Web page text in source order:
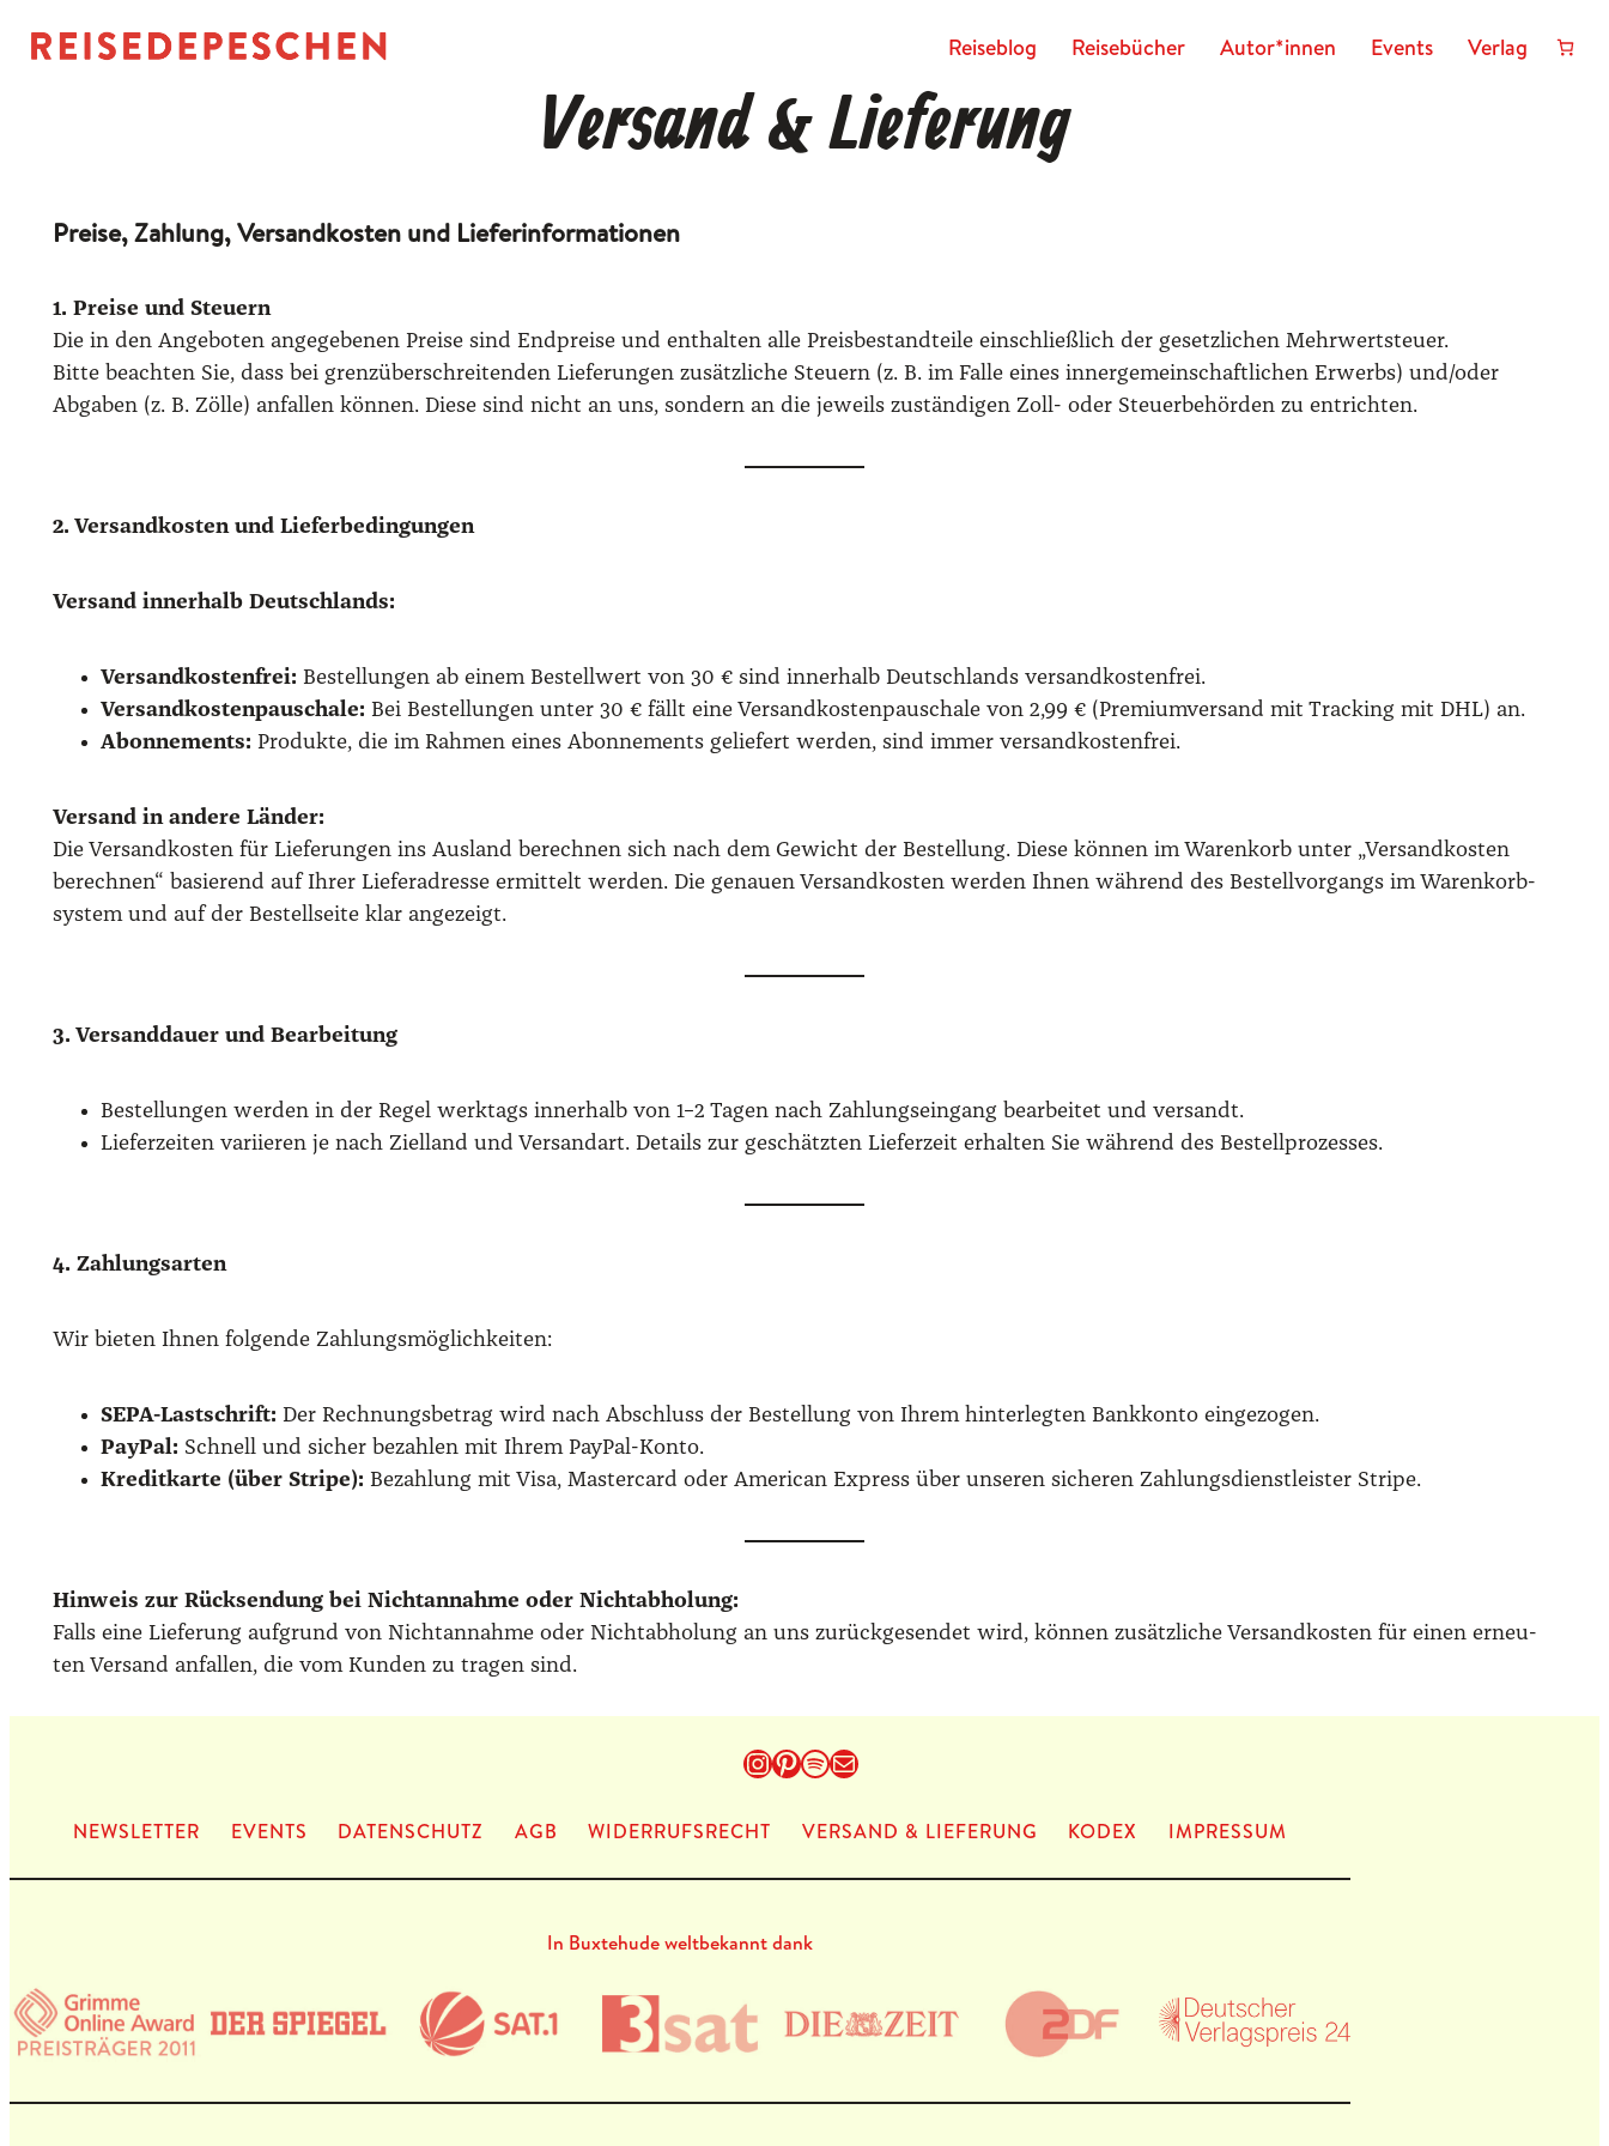
Rei­se­blog Reisebücher Autor*innen Events Verlag
Versand & Lieferung
Preise, Zahlung, Versandkosten und Lieferinformationen
1. Prei­se und Steu­ern
Die in den Ange­bo­ten ange­ge­be­nen Prei­se sind End­prei­se und ent­hal­ten alle Preis­be­stand­tei­le ein­schließ­lich der gesetz­li­chen Mehr­wert­steu­er.
Bit­te beach­ten Sie, dass bei grenz­über­schrei­ten­den Lie­fe­run­gen zusätz­li­che Steu­ern (z. B. im Fal­le eines inner­ge­mein­schaft­li­chen Erwerbs) und/​oder
Abga­ben (z. B. Zöl­le) anfal­len kön­nen. Die­se sind nicht an uns, son­dern an die jeweils zustän­di­gen Zoll- oder Steu­er­be­hör­den zu ent­rich­ten.
2. Ver­sand­kos­ten und Lie­fer­be­din­gun­gen
Ver­sand inner­halb Deutsch­lands:
Ver­sand­kos­ten­frei: Bestel­lun­gen ab einem Bestell­wert von 30 € sind inner­halb Deutsch­lands ver­sand­kos­ten­frei.
Ver­sand­kos­ten­pau­scha­le: Bei Bestel­lun­gen unter 30 € fällt eine Ver­sand­kos­ten­pau­scha­le von 2,99 € (Pre­mi­um­ver­sand mit Track­ing mit DHL) an.
Abon­ne­ments: Pro­duk­te, die im Rah­men eines Abon­ne­ments gelie­fert wer­den, sind immer ver­sand­kos­ten­frei.
Ver­sand in ande­re Län­der:
Die Ver­sand­kos­ten für Lie­fe­run­gen ins Aus­land berech­nen sich nach dem Gewicht der Bestel­lung. Die­se kön­nen im Waren­korb unter „Ver­sand­kos­ten
berech­nen“ basie­rend auf Ihrer Lie­fer­adres­se ermit­telt wer­den. Die genau­en Ver­sand­kos­ten wer­den Ihnen wäh­rend des Bestell­vor­gangs im Waren­korb­
sys­tem und auf der Bestell­sei­te klar ange­zeigt.
3. Ver­sand­dau­er und Bear­bei­tung
Bestel­lun­gen wer­den in der Regel werk­tags inner­halb von 1–2 Tagen nach Zah­lungs­ein­gang bear­bei­tet und ver­sandt.
Lie­fer­zei­ten vari­ie­ren je nach Ziel­land und Ver­sand­art. Details zur geschätz­ten Lie­fer­zeit erhal­ten Sie wäh­rend des Bestell­pro­zes­ses.
4. Zah­lungs­ar­ten
Wir bie­ten Ihnen fol­gen­de Zah­lungs­mög­lich­kei­ten:
SEPA-Last­schrift: Der Rech­nungs­be­trag wird nach Abschluss der Bestel­lung von Ihrem hin­ter­leg­ten Bank­kon­to ein­ge­zo­gen.
Pay­Pal: Schnell und sicher bezah­len mit Ihrem Pay­Pal-Kon­to.
Kre­dit­kar­te (über Stri­pe): Bezah­lung mit Visa, Mas­ter­card oder Ame­ri­can Express über unse­ren siche­ren Zah­lungs­dienst­leis­ter Stri­pe.
Hin­weis zur Rück­sen­dung bei Nicht­an­nah­me oder Nicht­ab­ho­lung:
Falls eine Lie­fe­rung auf­grund von Nicht­an­nah­me oder Nicht­ab­ho­lung an uns zurück­ge­sen­det wird, kön­nen zusätz­li­che Ver­sand­kos­ten für einen erneu­
ten Ver­sand anfal­len, die vom Kun­den zu tra­gen sind.
Instagram
Pinterest
Spotify
E-Mail
NEWS­LET­TER EVENTS DATEN­SCHUTZ AGB WIDERRUFSRECHT VERSAND & LIEFERUNG KODEX IMPRES­SUM
In Buxtehude weltbekannt dank